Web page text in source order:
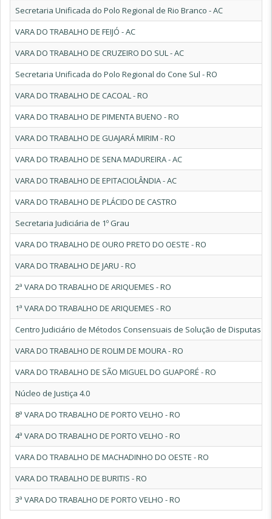
Secretaria Unificada do Polo Regional de Rio Branco - AC
VARA DO TRABALHO DE FEIJÓ - AC
VARA DO TRABALHO DE CRUZEIRO DO SUL - AC
Secretaria Unificada do Polo Regional do Cone Sul - RO
VARA DO TRABALHO DE CACOAL - RO
VARA DO TRABALHO DE PIMENTA BUENO - RO
VARA DO TRABALHO DE GUAJARÁ MIRIM - RO
VARA DO TRABALHO DE SENA MADUREIRA - AC
VARA DO TRABALHO DE EPITACIOLÂNDIA - AC
VARA DO TRABALHO DE PLÁCIDO DE CASTRO
Secretaria Judiciária de 1º Grau
VARA DO TRABALHO DE OURO PRETO DO OESTE - RO
VARA DO TRABALHO DE JARU - RO
2ª VARA DO TRABALHO DE ARIQUEMES - RO
1ª VARA DO TRABALHO DE ARIQUEMES - RO
Centro Judiciário de Métodos Consensuais de Solução de Disputas de
VARA DO TRABALHO DE ROLIM DE MOURA - RO
VARA DO TRABALHO DE SÃO MIGUEL DO GUAPORÉ - RO
Núcleo de Justiça 4.0
8ª VARA DO TRABALHO DE PORTO VELHO - RO
4ª VARA DO TRABALHO DE PORTO VELHO - RO
VARA DO TRABALHO DE MACHADINHO DO OESTE - RO
VARA DO TRABALHO DE BURITIS - RO
3ª VARA DO TRABALHO DE PORTO VELHO - RO